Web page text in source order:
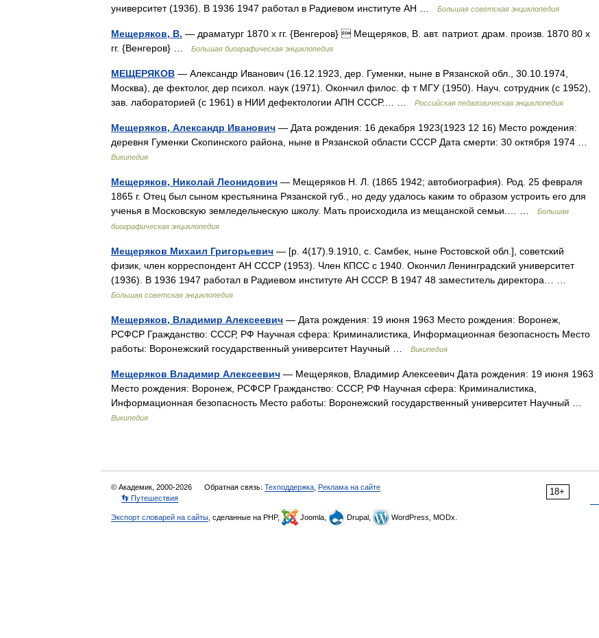
университет (1936). В 1936 1947 работал в Радиевом институте АН …
Большая советская энциклопедия
Мещеряков, В. — драматург 1870 х гг. {Венгеров}  Мещеряков, В. авт. патриот. драм. произв. 1870 80 х
гг. {Венгеров} …
Большая биографическая энциклопедия
МЕЩЕРЯКОВ — Александр Иванович (16.12.1923, дер. Гуменки, ныне в Рязанской обл., 30.10.1974,
Москва), де фектолог, дер психол. наук (1971). Окончил филос. ф т МГУ (1950). Науч. сотрудник (с 1952),
зав. лабораторией (с 1961) в НИИ дефектологии АПН СССР.… …
Российская педагогическая энциклопедия
Мещеряков, Александр Иванович — Дата рождения: 16 декабря 1923(1923 12 16) Место рождения:
деревня Гуменки Скопинского района, ныне в Рязанской области СССР Дата смерти: 30 октября 1974 …
Википедия
Мещеряков, Николай Леонидович — Мещеряков Н. Л. (1865 1942; автобиография). Род. 25 февраля
1865 г. Отец был сыном крестьянина Рязанской губ., но деду удалось каким то образом устроить его для
ученья в Московскую земледельческую школу. Мать происходила из мещанской семьи.… …
Большая
биографическая энциклопедия
Мещеряков Михаил Григорьевич — [р. 4(17).9.1910, с. Самбек, ныне Ростовской обл.], советский
физик, член корреспондент АН СССР (1953). Член КПСС с 1940. Окончил Ленинградский университет
(1936). В 1936 1947 работал в Радиевом институте АН СССР. В 1947 48 заместитель директора… …
Большая советская энциклопедия
Мещеряков, Владимир Алексеевич — Дата рождения: 19 июня 1963 Место рождения: Воронеж,
РСФСР Гражданство: СССР, РФ Научная сфера: Криминалистика, Информационная безопасность Место
работы: Воронежский государственный университет Научный …
Википедия
Мещеряков Владимир Алексеевич — Мещеряков, Владимир Алексеевич Дата рождения: 19 июня 1963
Место рождения: Воронеж, РСФСР Гражданство: СССР, РФ Научная сфера: Криминалистика,
Информационная безопасность Место работы: Воронежский государственный университет Научный …
Википедия
18+
© Академик, 2000-2026 Обратная связь: Техподдержка Реклама на сайте
👣 Путешествия
Экспорт словарей на сайты , сделанные на PHP, Joomla, Drupal, WordPress, MODx.